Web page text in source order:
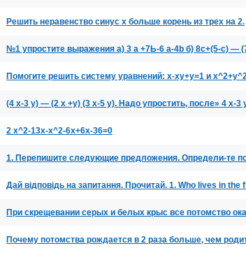
Решить неравенство синус х больше корень из трех на 2.
№1 упростите выражения а) 3 а +7Ь-6 а-4b б) 8c+(5-c) —
Помогите решить систему уравнений: x-xy+y=1 и
(4 х-3 у) — (2 х +y) (3 х-5 у). Надо упростить, после» 4 х-3
2 х^2-13x-x^2-6x+6x-36=0
1. Перепишите следующие предложения. Определи-те
Дай відповідь на запитання. Прочитай. 1. Who lives in
При скрещевании серых и белых крыс все потомство
Почему потомства рождается в 2 раза больше, чем